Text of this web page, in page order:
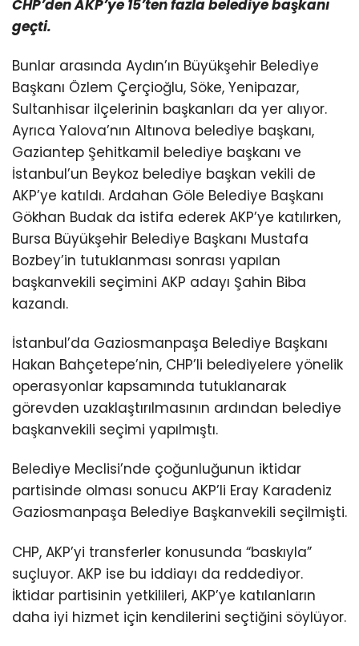
CHP’den AKP’ye 15’ten fazla belediye başkanı
geçti.
Bunlar arasında Aydın’ın Büyükşehir Belediye
Başkanı Özlem Çerçioğlu, Söke, Yenipazar,
Sultanhisar ilçelerinin başkanları da yer alıyor.
Ayrıca Yalova’nın Altınova belediye başkanı,
Gaziantep Şehitkamil belediye başkanı ve
İstanbul’un Beykoz belediye başkan vekili de
AKP’ye katıldı. Ardahan Göle Belediye Başkanı
Gökhan Budak da istifa ederek AKP’ye katılırken,
Bursa Büyükşehir Belediye Başkanı Mustafa
Bozbey’in tutuklanması sonrası yapılan
başkanvekili seçimini AKP adayı Şahin Biba
kazandı.
İstanbul’da Gaziosmanpaşa Belediye Başkanı
Hakan Bahçetepe’nin, CHP’li belediyelere yönelik
operasyonlar kapsamında tutuklanarak
görevden uzaklaştırılmasının ardından belediye
başkanvekili seçimi yapılmıştı.
Belediye Meclisi’nde çoğunluğunun iktidar
partisinde olması sonucu AKP’li Eray Karadeniz
Gaziosmanpaşa Belediye Başkanvekili seçilmişti.
CHP, AKP’yi transferler konusunda “baskıyla”
suçluyor. AKP ise bu iddiayı da reddediyor.
İktidar partisinin yetkilileri, AKP’ye katılanların
daha iyi hizmet için kendilerini seçtiğini söylüyor.